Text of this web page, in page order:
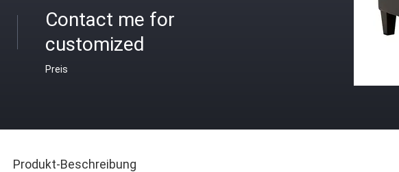
Contact me for
customized
Preis
Produkt-Beschreibung